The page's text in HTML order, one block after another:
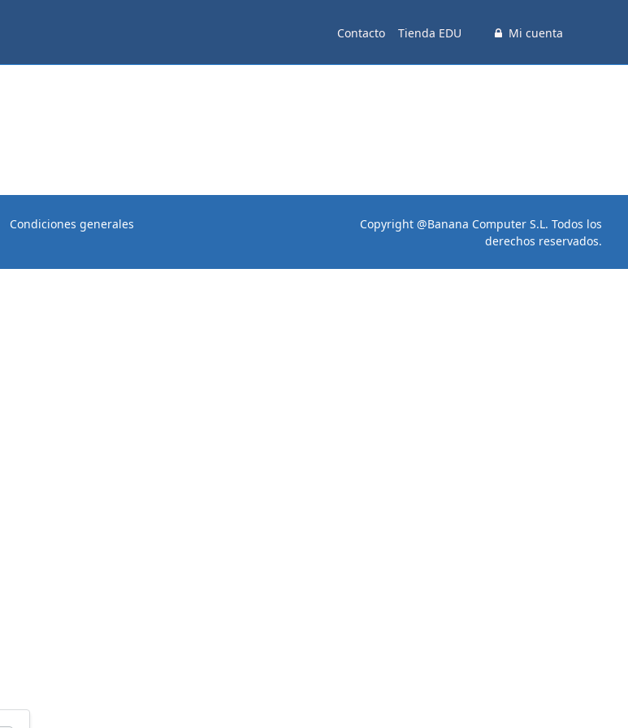
Contacto Tienda EDU Mi cuenta
Condiciones generales
Copyright @Banana Computer S.L. Todos los
derechos reservados.